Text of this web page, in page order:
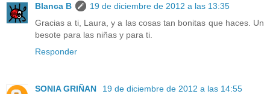
Blanca B
19 de diciembre de 2012 a las 13:35
Gracias a ti, Laura, y a las cosas tan bonitas que haces. Un
besote para las niñas y para ti.
Responder
SONIA GRIÑAN
19 de diciembre de 2012 a las 14:55